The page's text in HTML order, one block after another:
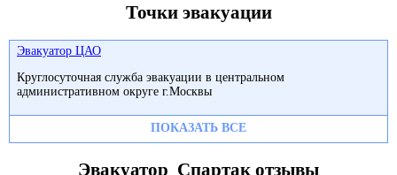
Точки эвакуации
Эвакуатор ЦАО
Круглосуточная служба эвакуации в центральном
административном округе г.Москвы
ПОКАЗАТЬ ВСЕ
Эвакуатор Спартак отзывы